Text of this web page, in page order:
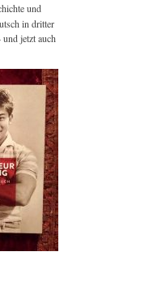
und
in dritter
jetzt auch